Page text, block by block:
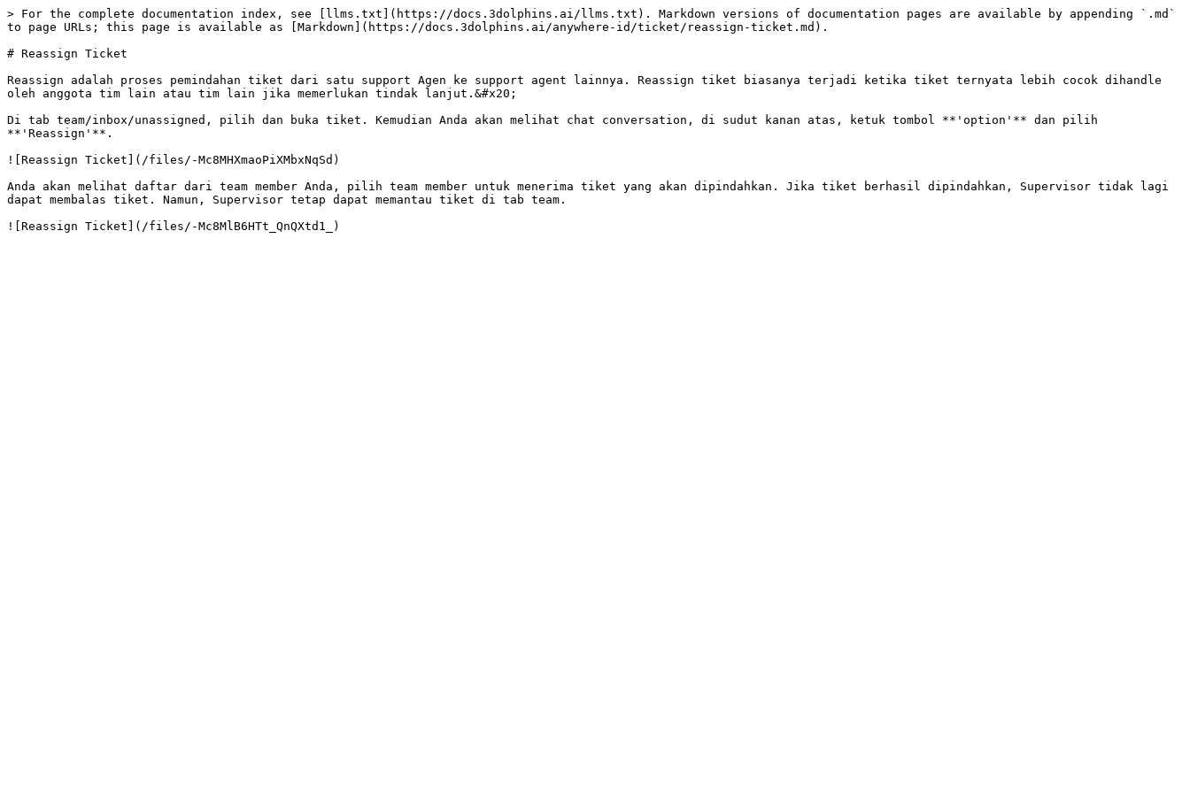
> For the complete documentation index, see [llms.txt](https://docs.3dolphins.ai/llms.txt). Markdown versions of documentation pages are available by appending `.md`
to page URLs; this page is available as [Markdown](https://docs.3dolphins.ai/anywhere-id/ticket/reassign-ticket.md).
# Reassign Ticket
Reassign adalah proses pemindahan tiket dari satu support Agen ke support agent lainnya. Reassign tiket biasanya terjadi ketika tiket ternyata lebih cocok dihandle
oleh anggota tim lain atau tim lain jika memerlukan tindak lanjut.&#x20;
Di tab team/inbox/unassigned, pilih dan buka tiket. Kemudian Anda akan melihat chat conversation, di sudut kanan atas, ketuk tombol **'option'** dan pilih
**'Reassign'**.
![Reassign Ticket](/files/-Mc8MHXmaoPiXMbxNqSd)
Anda akan melihat daftar dari team member Anda, pilih team member untuk menerima tiket yang akan dipindahkan. Jika tiket berhasil dipindahkan, Supervisor tidak lagi
dapat membalas tiket. Namun, Supervisor tetap dapat memantau tiket di tab team.